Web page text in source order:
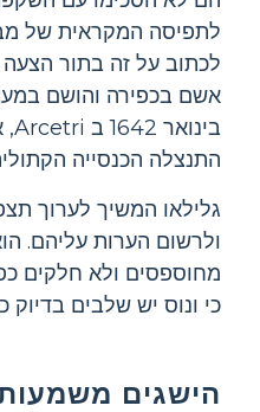
לתפיסה המקראית של
לכתוב על זה בתור
התנצלה הכנסייה
גלילאו המשיך לערוך
ולרשום הערות עליהם.
מחוספסים ולא חלקים
כי ונוס יש שלבים בדיוק
הישגים